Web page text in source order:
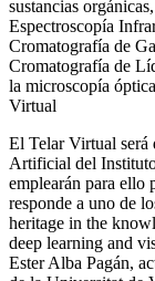
sustancias
Espectroscopía
Cromatografía de
Cromatografía de
la microscopía
Virtual
El Telar Virtual será
Artificial del
emplearán para ello
responde a uno de
heritage in the
deep learning and
Ester Alba Pagán,